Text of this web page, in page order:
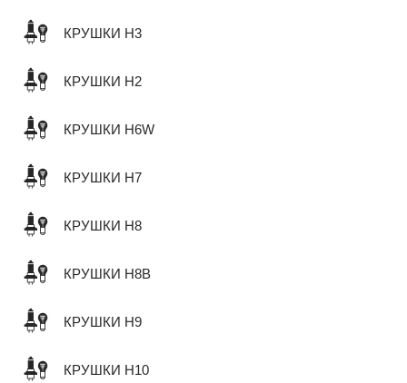
КРУШКИ H3
КРУШКИ H2
КРУШКИ H6W
КРУШКИ H7
КРУШКИ H8
КРУШКИ H8B
КРУШКИ H9
КРУШКИ H10